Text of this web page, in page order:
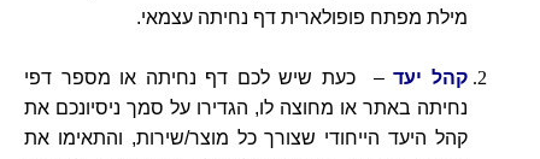
מילת מפתח פופולארית דף נחיתה עצמאי.
קהל יעד– כעת שיש לכם דף נחיתה או מספר דפי
נחיתה באתר או מחוצה לו, הגדירו על סמך ניסיונכם את
קהל היעד הייחודי שצורך כל מוצר/שירות, והתאימו את